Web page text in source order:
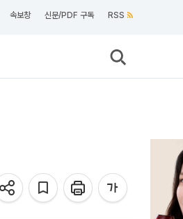
속보창 신문/PDF 구독 RSS